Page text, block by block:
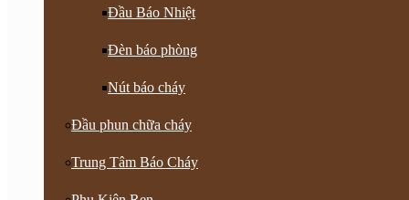
Đầu Báo Nhiệt
Đèn báo phòng
Nút báo cháy
Đầu phun chữa cháy
Trung Tâm Báo Cháy